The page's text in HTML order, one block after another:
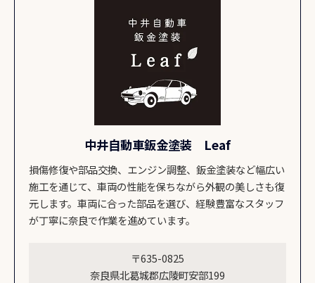
中井自動車鈑金塗装 Leaf
損傷修復や部品交換、エンジン調整、鈑金塗装など幅広い
施工を通じて、車両の性能を保ちながら外観の美しさも復
元します。車両に合った部品を選び、経験豊富なスタッフ
が丁寧に奈良で作業を進めています。
〒635-0825
奈良県北葛城郡広陵町安部199